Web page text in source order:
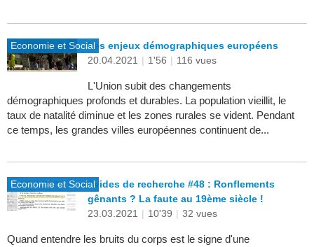
Economie et SocialLes enjeux démographiques européens
20.04.2021 | 1'56 | 116 vues
L'Union subit des changements
démographiques profonds et durables. La population vieillit, le
taux de natalité diminue et les zones rurales se vident. Pendant
ce temps, les grandes villes européennes continuent de...
Economie et SocialAvides de recherche #48 : Ronflements
gênants ? La faute au 19ème siècle !
23.03.2021 | 10'39 | 32 vues
Quand entendre les bruits du corps est le signe d'une